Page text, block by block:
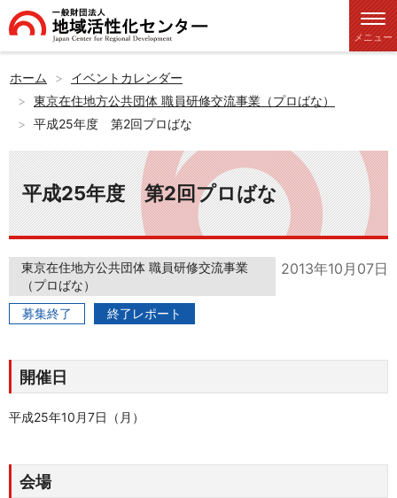
メニュー
ホーム
イベントカレンダー
東京在住地方公共団体 職員研修交流事業（プロばな）
平成25年度 第2回プロばな
平成25年度 第2回プロばな
東京在住地方公共団体 職員研修交流事業
（プロばな）
募集終了
終了レポート
2013年10月07日
開催日
平成25年10月7日（月）
会場